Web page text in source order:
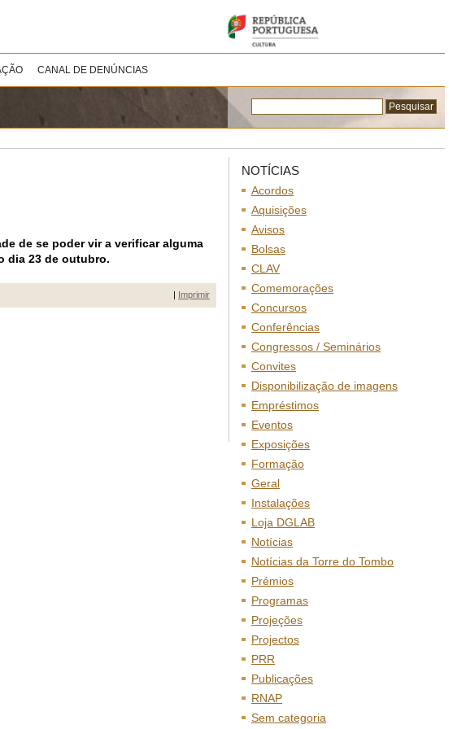
CANAL DE DENÚNCIAS
de se poder vir a verificar alguma
dia 23 de outubro.
| Imprimir
NOTÍCIAS
Acordos
Aquisições
Avisos
Bolsas
CLAV
Comemorações
Concursos
Conferências
Congressos / Seminários
Convites
Disponibilização de imagens
Empréstimos
Eventos
Exposições
Formação
Geral
Instalações
Loja DGLAB
Notícias
Notícias da Torre do Tombo
Prémios
Programas
Projeções
Projectos
PRR
Publicações
RNAP
Sem categoria